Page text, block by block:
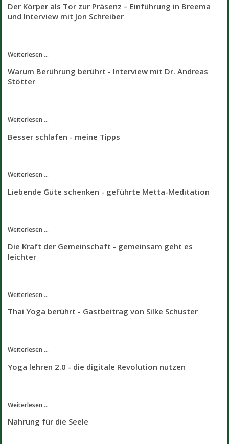
Der Körper als Tor zur Präsenz – Einführung in Breema
und Interview mit Jon Schreiber
Weiterlesen ...
Warum Berührung berührt - Interview mit Dr. Andreas
Stötter
Weiterlesen ...
Besser schlafen - meine Tipps
Weiterlesen ...
Liebende Güte schenken - geführte Metta-Meditation
Weiterlesen ...
Die Kraft der Gemeinschaft - gemeinsam geht es
leichter
Weiterlesen ...
Thai Yoga berührt - Gastbeitrag von Silke Schuster
Weiterlesen ...
Yoga lehren 2.0 - die digitale Revolution nutzen
Weiterlesen ...
Nahrung für die Seele